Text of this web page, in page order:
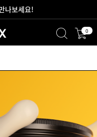
나보세요!
송 0